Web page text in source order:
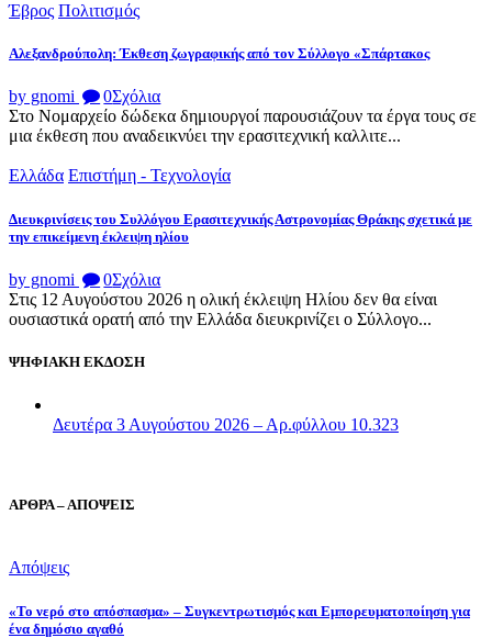
Έβρος Πολιτισμός
Αλεξανδρούπολη: Έκθεση ζωγραφικής από τον Σύλλογο «Σπάρτακος
by gnomi 0Σχόλια
Στο Νομαρχείο δώδεκα δημιουργοί παρουσιάζουν τα έργα τους σε
μια έκθεση που αναδεικνύει την ερασιτεχνική καλλιτε...
Ελλάδα Επιστήμη - Τεχνολογία
Διευκρινίσεις του Συλλόγου Ερασιτεχνικής Αστρονομίας Θράκης σχετικά με
την επικείμενη έκλειψη ηλίου
by gnomi 0Σχόλια
Στις 12 Αυγούστου 2026 η ολική έκλειψη Ηλίου δεν θα είναι
ουσιαστικά ορατή από την Ελλάδα διευκρινίζει ο Σύλλογο...
ΨΗΦΙΑΚΗ ΕΚΔΟΣΗ
Δευτέρα 3 Αυγούστου 2026 – Αρ.φύλλου 10.323
ΑΡΘΡΑ – ΑΠΟΨΕΙΣ
Απόψεις
«Το νερό στο απόσπασμα» – Συγκεντρωτισμός και Εμπορευματοποίηση για
ένα δημόσιο αγαθό